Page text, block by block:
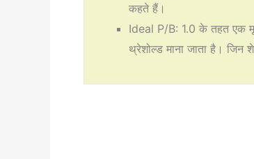
कहते हैं।
Ideal P/B: 1.0 के तहत एक
थ्रेशोल्ड माना जाता है। जिन